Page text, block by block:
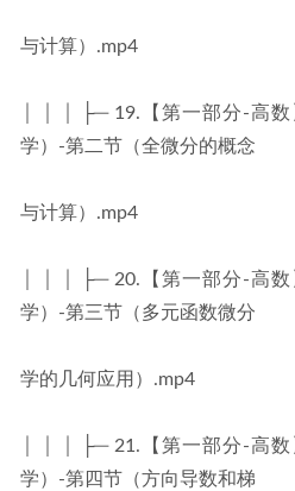
与计算）.mp4
│ │ │ ├─ 19.【第一部分-高
学）-第二节（全微分的概念
与计算）.mp4
│ │ │ ├─ 20.【第一部分-高
学）-第三节（多元函数微分
学的几何应用）.mp4
│ │ │ ├─ 21.【第一部分-高
学）-第四节（方向导数和梯